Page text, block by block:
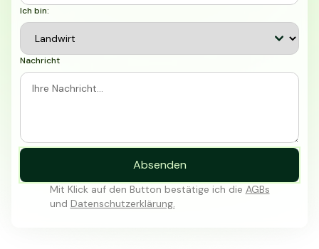
Ich bin:
Nachricht
Absenden
Mit Klick auf den Button bestätige ich die AGBs
und Datenschutzerklärung.